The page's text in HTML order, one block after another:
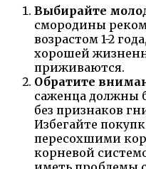
Выбирайте
смородины
возрастом 1-2
хорошей
приживаются.
Обратите
саженца должны
без признаков
Избегайте
пересохшими
корневой